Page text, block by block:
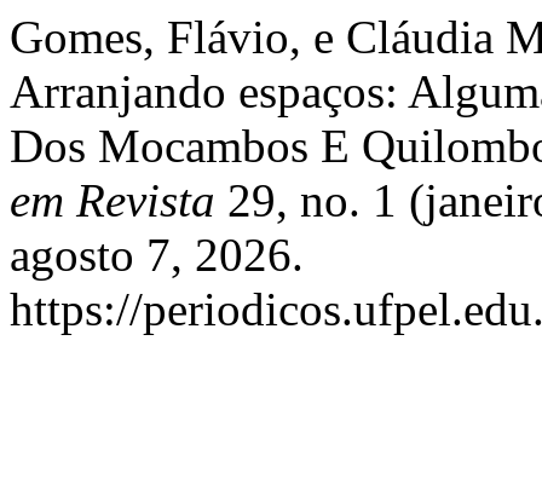
Gomes, Flávio, e Cláudia
Arranjando espaços:
Dos Mocambos E
em Revista 29, no. 1
agosto 7, 2026.
https://